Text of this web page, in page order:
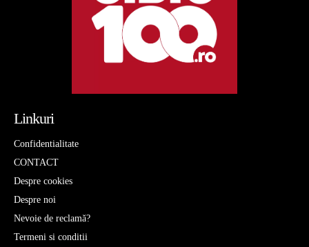
Linkuri
Confidentialitate
CONTACT
Despre cookies
Despre noi
Nevoie de reclamă?
Termeni si conditii